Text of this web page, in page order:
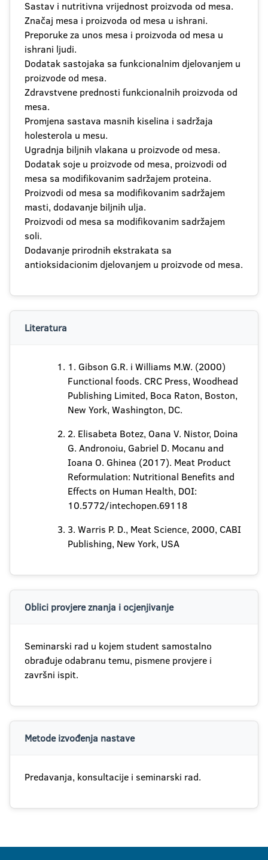
Sastav i nutritivna vrijednost proizvoda od mesa.
Značaj mesa i proizvoda od mesa u ishrani.
Preporuke za unos mesa i proizvoda od mesa u
ishrani ljudi.
Dodatak sastojaka sa funkcionalnim djelovanjem u
proizvode od mesa.
Zdravstvene prednosti funkcionalnih proizvoda od
mesa.
Promjena sastava masnih kiselina i sadržaja
holesterola u mesu.
Ugradnja biljnih vlakana u proizvode od mesa.
Dodatak soje u proizvode od mesa, proizvodi od
mesa sa modifikovanim sadržajem proteina.
Proizvodi od mesa sa modifikovanim sadržajem
masti, dodavanje biljnih ulja.
Proizvodi od mesa sa modifikovanim sadržajem
soli.
Dodavanje prirodnih ekstrakata sa
antioksidacionim djelovanjem u proizvode od mesa.
Literatura
1. Gibson G.R. i Williams M.W. (2000)
Functional foods. CRC Press, Woodhead
Publishing Limited, Boca Raton, Boston,
New York, Washington, DC.
2. Elisabeta Botez, Oana V. Nistor, Doina
G. Andronoiu, Gabriel D. Mocanu and
Ioana O. Ghinea (2017). Meat Product
Reformulation: Nutritional Benefits and
Effects on Human Health, DOI:
10.5772/intechopen.69118
3. Warris P. D., Meat Science, 2000, CABI
Publishing, New York, USA
Oblici provjere znanja i ocjenjivanje
Seminarski rad u kojem student samostalno
obrađuje odabranu temu, pismene provjere i
završni ispit.
Metode izvođenja nastave
Predavanja, konsultacije i seminarski rad.